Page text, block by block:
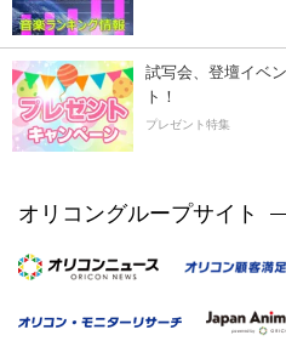
試写会、登壇イベ
ト！
プレゼント特集
オリコングループサイト